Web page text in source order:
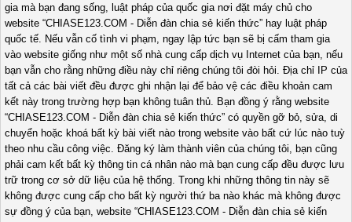
gia mà bạn đang sống, luật pháp của quốc gia nơi đặt máy chủ cho
website “CHIASE123.COM - Diễn đàn chia sẻ kiến thức” hay luật pháp
quốc tế. Nếu vẫn cố tình vi phạm, ngay lập tức bạn sẽ bị cấm tham gia
vào website giống như một số nhà cung cấp dịch vụ Internet của bạn, nếu
bạn vẫn cho rằng những điều này chỉ riêng chúng tôi đòi hỏi. Địa chỉ IP của
tất cả các bài viết đều được ghi nhận lại để bảo vệ các điều khoản cam
kết này trong trường hợp bạn không tuân thủ. Bạn đồng ý rằng website
“CHIASE123.COM - Diễn đàn chia sẻ kiến thức” có quyền gỡ bỏ, sửa, di
chuyển hoặc khoá bất kỳ bài viết nào trong website vào bất cứ lúc nào tuỳ
theo nhu cầu công việc. Đăng ký làm thành viên của chúng tôi, bạn cũng
phải cam kết bất kỳ thông tin cá nhân nào mà bạn cung cấp đều được lưu
trữ trong cơ sở dữ liệu của hệ thống. Trong khi những thông tin này sẽ
không được cung cấp cho bất kỳ người thứ ba nào khác mà không được
sự đồng ý của bạn, website “CHIASE123.COM - Diễn đàn chia sẻ kiến